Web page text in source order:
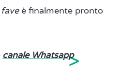
è finalmente pronto
canale Whatsapp>